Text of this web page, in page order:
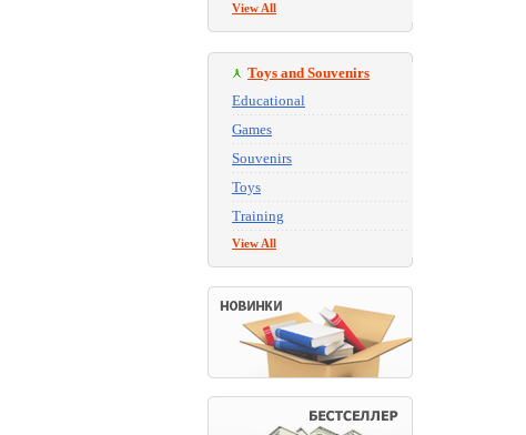
View All
Toys and Souvenirs
Educational
Games
Souvenirs
Toys
Training
View All